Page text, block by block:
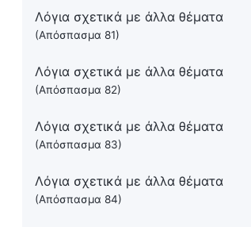
Λόγια σχετικά με άλλα θέματα
(Απόσπασμα 81)
Λόγια σχετικά με άλλα θέματα
(Απόσπασμα 82)
Λόγια σχετικά με άλλα θέματα
(Απόσπασμα 83)
Λόγια σχετικά με άλλα θέματα
(Απόσπασμα 84)